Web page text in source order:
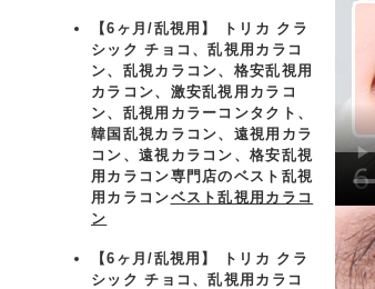
【6ヶ月/乱視用】 トリカ クラ
シック チョコ、乱視用カラコ
ン、乱視カラコン、格安乱視用
カラコン、激安乱視用カラコ
ン、乱視用カラーコンタクト、
韓国乱視カラコン、遠視用カラ
コン、遠視カラコン、格安乱視
用カラコン専門店のベスト乱視
用カラコンベスト乱視用カラコ
ン
【6ヶ月/乱視用】 トリカ クラ
シック チョコ、乱視用カラコ